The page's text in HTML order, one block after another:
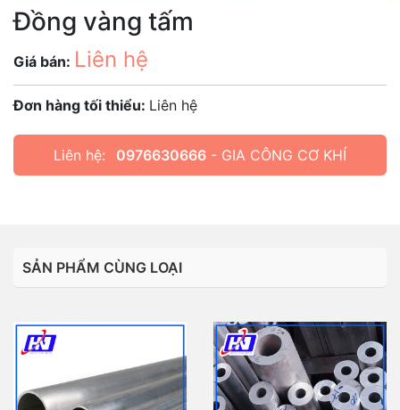
Đồng vàng tấm
Giá bán: Liên hệ
Đơn hàng tối thiểu: Liên hệ
Liên hệ: 0976630666 - GIA CÔNG CƠ KHÍ
SẢN PHẨM CÙNG LOẠI